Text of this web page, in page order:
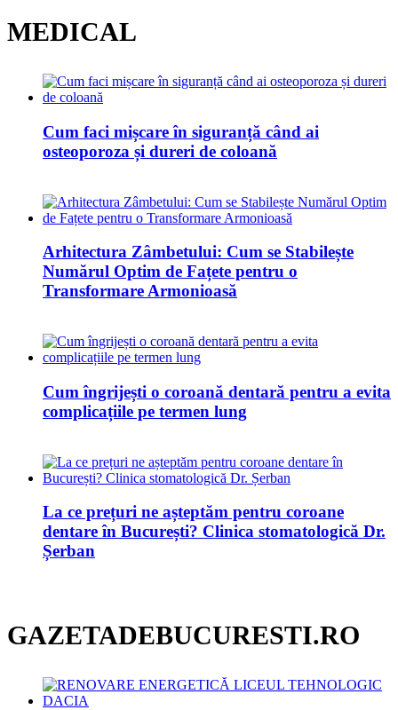
MEDICAL
Cum faci mișcare în siguranță când ai
osteoporoza și dureri de coloană
Arhitectura Zâmbetului: Cum se Stabilește
Numărul Optim de Fațete pentru o
Transformare Armonioasă
Cum îngrijești o coroană dentară pentru a evita
complicațiile pe termen lung
La ce prețuri ne așteptăm pentru coroane
dentare în București? Clinica stomatologică Dr.
Șerban
GAZETADEBUCURESTI.RO